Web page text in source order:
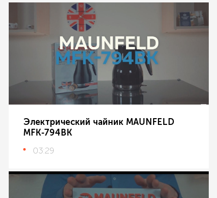
Электрический чайник MAUNFELD
MFK-794BK
03:29